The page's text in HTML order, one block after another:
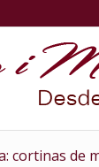
cortinas de